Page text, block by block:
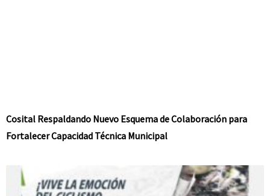
Cosital Respaldando Nuevo Esquema de Colaboración para
Fortalecer Capacidad Técnica Municipal